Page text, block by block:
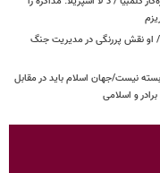
/ او نقش پررنگی در مدیریت جنگ
نیست/جهان اسلام باید در مقابل
و اسلامی